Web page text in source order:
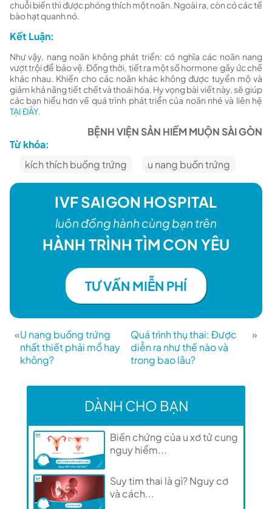
chuỗi biến thì được phóng thích một noãn. Ngoài ra, còn có các tế
bào hạt quanh nó.
Kết Luận:
Như vậy, nang noãn không phát triển: có nghĩa các noãn nang
vượt trội để bảo vệ. Đồng thời, tiết ra một số hormone gây ức chế
khác nhau. Khiến cho các noãn khác không được tuyển mộ và
giảm khả năng tiết chết và thoái hóa. Hy vọng bài viết này, sẽ giúp
các bạn hiểu hơn về quá trình phát triển của noãn nhé và liên hệ
TẠI ĐÂY.
BỆNH VIỆN SẢN HIẾM MUỘN SÀI GÒN
Từ khóa:
kích thích buồng trứng
u nang buồn trứng
IVF SAIGON HOSPITAL
luôn đồng hành cùng bạn trên
HÀNH TRÌNH TÌM CON YÊU
TƯ VẤN MIỄN PHÍ
«U nang buồng trứng
nhất thiết phải mổ hay
không?
Quá trình thụ thai: Được
diễn ra như thế nào và
trong bao lâu?
»
DÀNH CHO BẠN
Biến chứng của u xơ tử cung
nguy hiểm...
Suy tim thai là gì? Nguy cơ
và cách...